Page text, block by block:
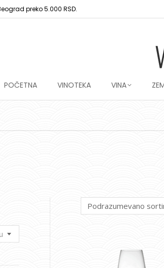
preko 5.000 RSD.
POČETNA VINOTEKA VINA